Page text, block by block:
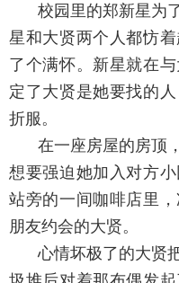
校园里的郑新星为
星和大贤两个人都㤃
了个满怀。新星就在
定了大贤是她要找的
折服。
在一座房屋的房顶
想要强迫她加入对方
站旁的一间咖啡店里
朋友约会的大贤。
心情坏极了的大贤